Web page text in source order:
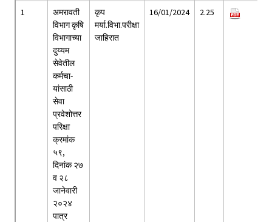
1
अमरावती
विभाग कृषि
विभागाच्या
दुय्यम
सेवेतील
कर्मचा-
यांसाठी
सेवा
प्रवेशोत्तर
परिक्षा
क्रमांक
५९,
दिनांक २७
व २८
जानेवारी
२०२४
पात्र
कृप
मर्या.विभा.परीक्षा
जाहिरात
16/01/2024 2.25